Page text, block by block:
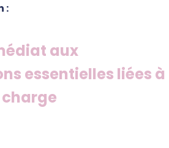
:
aux
essentielles liées à
charge